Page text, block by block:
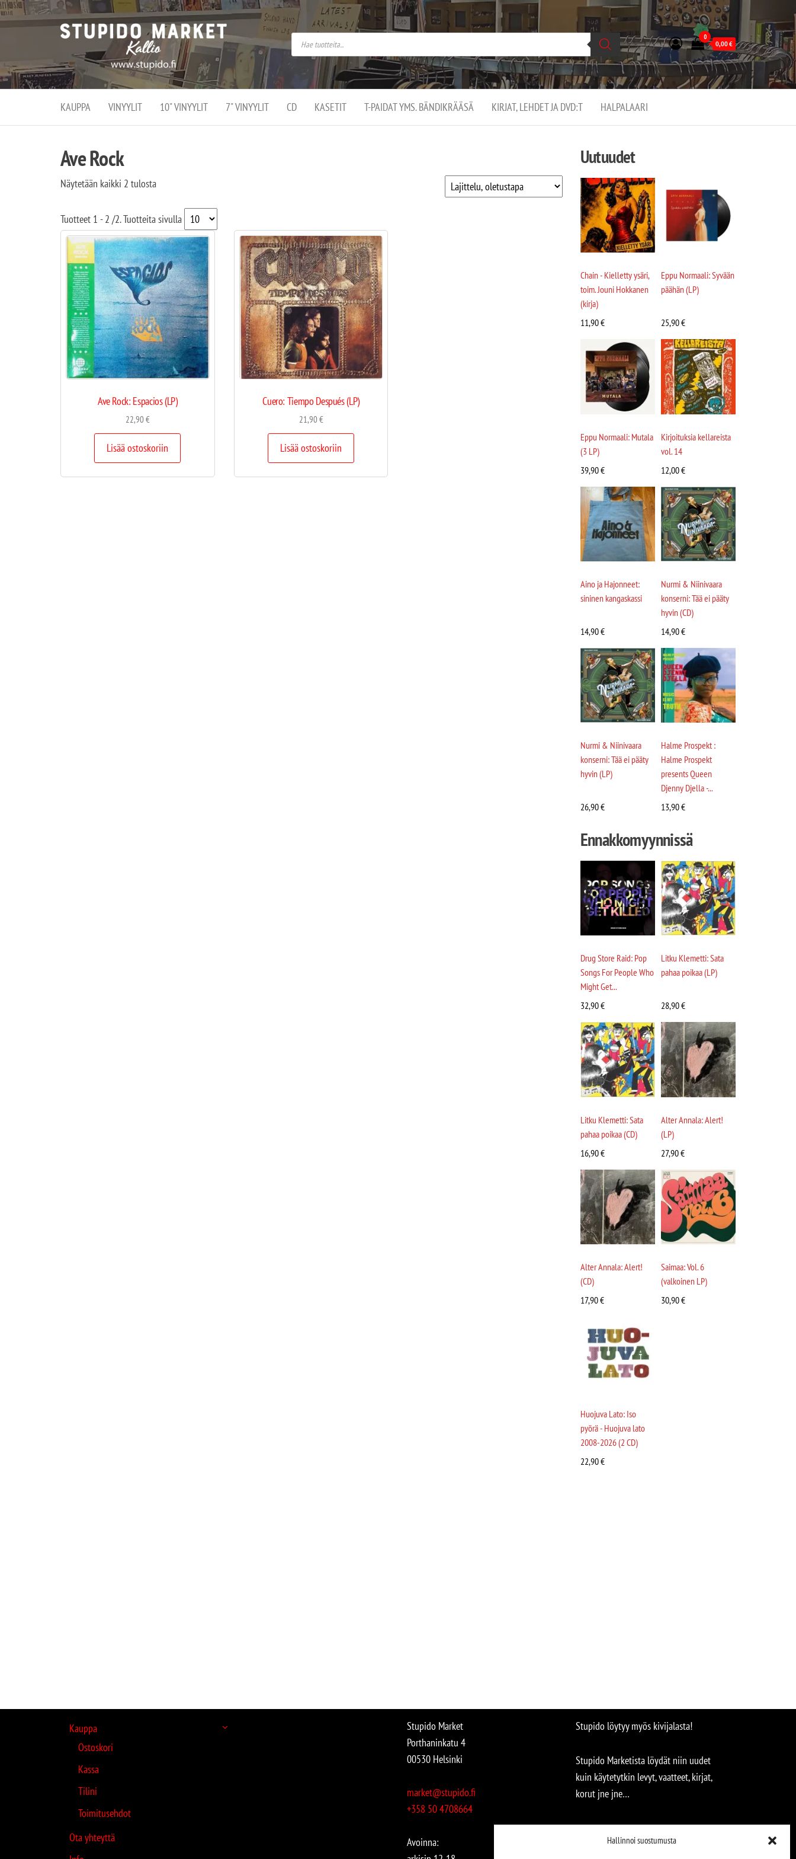
Hallinnoi suostumusta
Stupido
Market –
verkossa
ja
kivijalassa
Stupido Market on
vaihtoehtomusaan
erikoistunut
verkko- sekä
kivijalkakauppa
Helsingissä
Kallion
0
0,00€
KAUPPA VINYYLIT 10" VINYYLIT 7" VINYYLIT CD KASETIT T-PAIDAT YMS. BÄNDIKRÄÄSÄ KIRJAT, LEHDET JA DVD:T HALPALAARI
Ave Rock
Näytetään kaikki 2 tulosta
Tuotteet 1 - 2 /2. Tuotteita sivulla
Ave Rock: Espacios (LP)
22,90€
Lisää ostoskoriin
Cuero: Tiempo Después (LP)
21,90€
Lisää ostoskoriin
Uutuudet
Chain - Kielletty ysäri,
toim. Jouni Hokkanen
(kirja)
11,90€
Eppu Normaali: Syvään
päähän (LP)
25,90€
Eppu Normaali: Mutala
(3 LP)
39,90€
Kirjoituksia kellareista
vol. 14
12,00€
Aino ja Hajonneet:
sininen kangaskassi
14,90€
Nurmi & Niinivaara
konserni: Tää ei pääty
hyvin (CD)
14,90€
Nurmi & Niinivaara
konserni: Tää ei pääty
hyvin (LP)
26,90€
Halme Prospekt :
Halme Prospekt
presents Queen
Djenny Djella -...
13,90€
Ennakkomyynnissä
Drug Store Raid: Pop
Songs For People Who
Might Get...
32,90€
Litku Klemetti: Sata
pahaa poikaa (LP)
28,90€
Litku Klemetti: Sata
pahaa poikaa (CD)
16,90€
Alter Annala: Alert!
(LP)
27,90€
Alter Annala: Alert!
(CD)
17,90€
Saimaa: Vol. 6
(valkoinen LP)
30,90€
Huojuva Lato: Iso
pyörä - Huojuva lato
2008-2026 (2 CD)
22,90€
Kauppa
Ostoskori
Kassa
Tilini
Toimitusehdot
Ota yhteyttä
Stupido Market
Porthaninkatu 4
00530 Helsinki
market@stupido.fi
+358 50 4708664
Avoinna:
Stupido löytyy myös kivijalasta!
Stupido Marketista löydät niin uudet
kuin käytetytkin levyt, vaatteet, kirjat,
korut jne jne…